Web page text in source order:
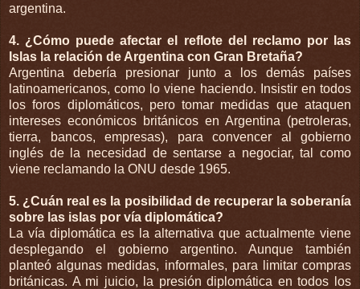
argentina.
4. ¿Cómo puede afectar el reflote del reclamo por las
Islas la relación de Argentina con Gran Bretaña?
Argentina debería presionar junto a los demás países
latinoamericanos, como lo viene haciendo. Insistir en todos
los foros diplomáticos, pero tomar medidas que ataquen
intereses económicos británicos en Argentina (petroleras,
tierra, bancos, empresas), para convencer al gobierno
inglés de la necesidad de sentarse a negociar, tal como
viene reclamando la ONU desde 1965.
5. ¿Cuán real es la posibilidad de recuperar la soberanía
sobre las islas por vía diplomática?
La vía diplomática es la alternativa que actualmente viene
desplegando el gobierno argentino. Aunque también
planteó algunas medidas, informales, para limitar compras
británicas. A mi juicio, la presión diplomática en todos los